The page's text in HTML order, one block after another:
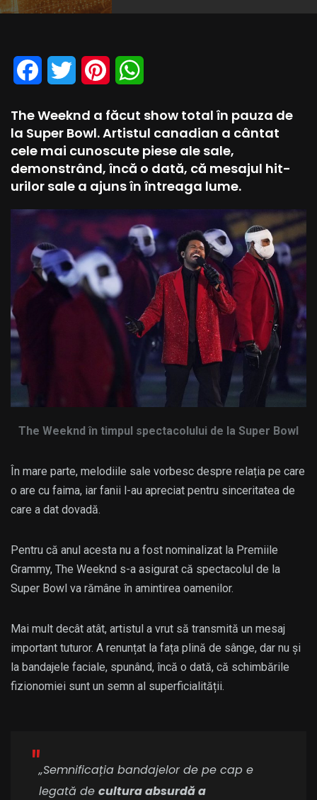
Facebook
Twitter Pinterest
The Weeknd a făcut show total în pauza de
la Super Bowl. Artistul canadian a cântat
cele mai cunoscute piese ale sale,
demonstrând, încă o dată, că mesajul hit-
urilor sale a ajuns în întreaga lume.
The Weeknd în timpul spectacolului de la Super Bowl
În mare parte, melodiile sale vorbesc despre relația pe care
o are cu faima, iar fanii l-au apreciat pentru sinceritatea de
care a dat dovadă.
Pentru că anul acesta nu a fost nominalizat la Premiile
Grammy, The Weeknd s-a asigurat că spectacolul de la
Super Bowl va rămâne în amintirea oamenilor.
Mai mult decât atât, artistul a vrut să transmită un mesaj
important tuturor. A renunțat la fața plină de sânge, dar nu și
la bandajele faciale, spunând, încă o dată, că schimbările
fizionomiei sunt un semn al superficialității.
„Semnificația bandajelor de pe cap e
legată de cultura absurdă a